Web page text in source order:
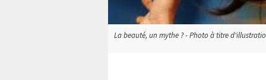
La beauté, un mythe ? - Photo à titre